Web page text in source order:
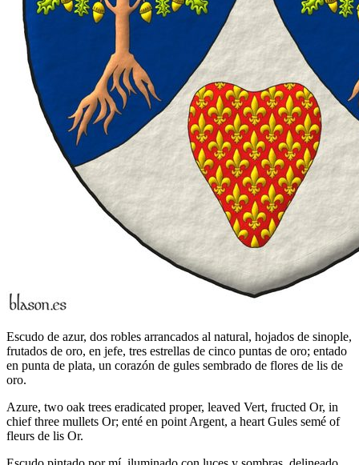
Escudo de azur, dos robles arrancados al natural, hojados de sinople,
frutados de oro, en jefe, tres estrellas de cinco puntas de oro; entado
en punta de plata, un corazón de gules sembrado de flores de lis de
oro.
Azure, two oak trees eradicated proper, leaved Vert, fructed Or, in
chief three mullets Or; enté en point Argent, a heart Gules semé of
fleurs de lis Or.